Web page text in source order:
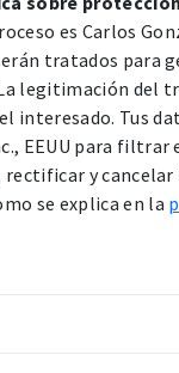
es Carlos
tratados para
legitimación del
interesado. Tus
EEUU para filtrar
rectificar y
se explica en la